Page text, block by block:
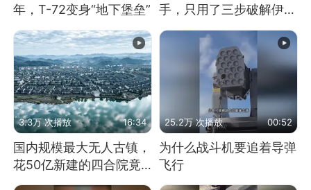
年，T-72变身“地下堡垒”
手，只用了三步破解伊朗
3.3万 次播放 16:34
国内规模最大无人古镇，
花50亿新建的四合院竟
没人住，发生了啥
25.2万 次播放 00:52
为什么战斗机要追着导弹
飞行